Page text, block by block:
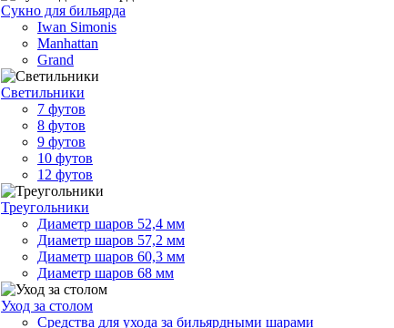
Сукно для бильярда
Iwan Simonis
Manhattan
Grand
Светильники
7 футов
8 футов
9 футов
10 футов
12 футов
Треугольники
Диаметр шаров 52,4 мм
Диаметр шаров 57,2 мм
Диаметр шаров 60,3 мм
Диаметр шаров 68 мм
Уход за столом
Средства для ухода за бильярдными шарами